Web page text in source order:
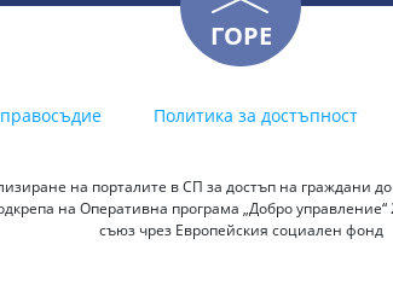
ГОРЕ
Политика за достъпност
на порталите в СП за достъп на граждани
на Оперативна програма „Добро
съюз чрез Европейския социален фонд